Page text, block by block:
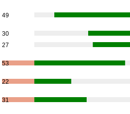
49
30
27
53
22
31